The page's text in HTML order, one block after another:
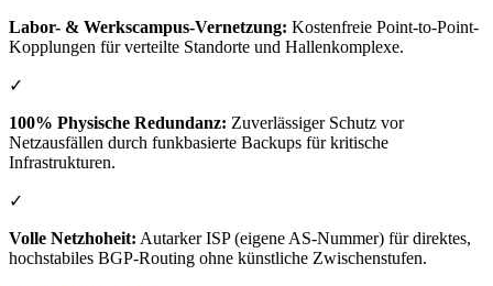
Labor- & Werkscampus-Vernetzung: Kostenfreie Point-to-Point-
Kopplungen für verteilte Standorte und Hallenkomplexe.
✓
100% Physische Redundanz: Zuverlässiger Schutz vor
Netzausfällen durch funkbasierte Backups für kritische
Infrastrukturen.
✓
Volle Netzhoheit: Autarker ISP (eigene AS-Nummer) für direktes,
hochstabiles BGP-Routing ohne künstliche Zwischenstufen.